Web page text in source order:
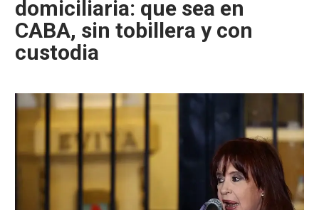
domiciliaria: que sea en
CABA, sin tobillera y con
custodia